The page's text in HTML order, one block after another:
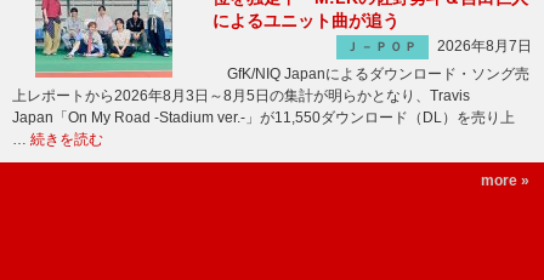
によるユニット曲が追う
Ｊ－ＰＯＰ
2026年8月7日
GfK/NIQ Japanによるダウンロード・ソング売
上レポートから2026年8月3日～8月5日の集計が明らかとなり、Travis
Japan「On My Road -Stadium ver.-」が11,550ダウンロード（DL）を売り上
… 続きを読む
more »